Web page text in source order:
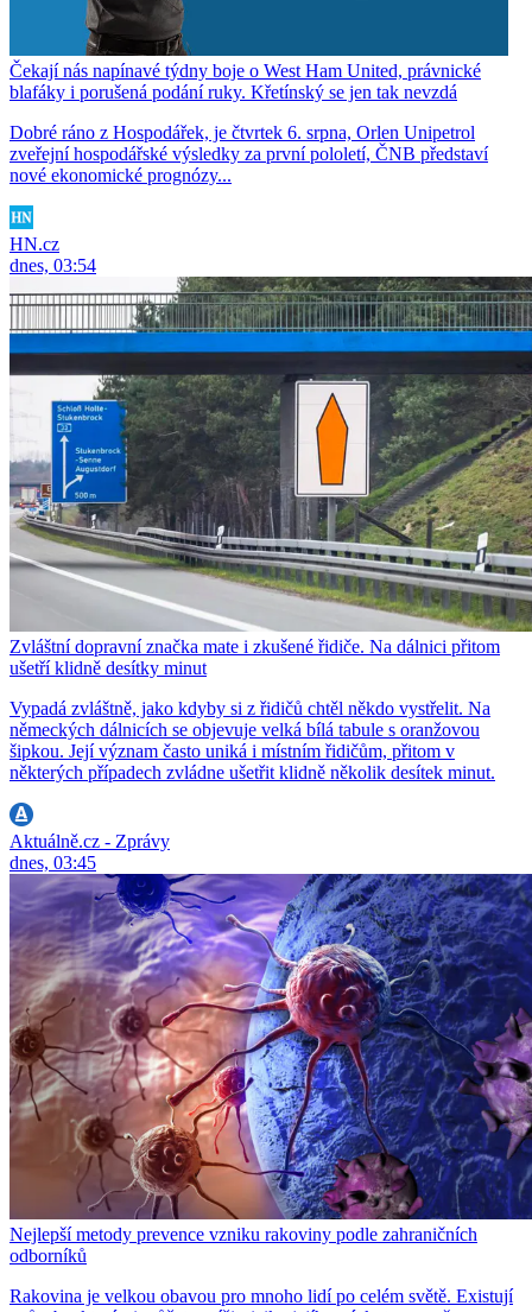
Čekají nás napínavé týdny boje o West Ham United, právnické
blafáky i porušená podání ruky. Křetínský se jen tak nevzdá
Dobré ráno z Hospodářek, je čtvrtek 6. srpna, Orlen Unipetrol
zveřejní hospodářské výsledky za první pololetí, ČNB představí
nové ekonomické prognózy...
HN.cz
dnes, 03:54
Zvláštní dopravní značka mate i zkušené řidiče. Na dálnici přitom
ušetří klidně desítky minut
Vypadá zvláštně, jako kdyby si z řidičů chtěl někdo vystřelit. Na
německých dálnicích se objevuje velká bílá tabule s oranžovou
šipkou. Její význam často uniká i místním řidičům, přitom v
některých případech zvládne ušetřit klidně několik desítek minut.
Aktuálně.cz - Zprávy
dnes, 03:45
Nejlepší metody prevence vzniku rakoviny podle zahraničních
odborníků
Rakovina je velkou obavou pro mnoho lidí po celém světě. Existují